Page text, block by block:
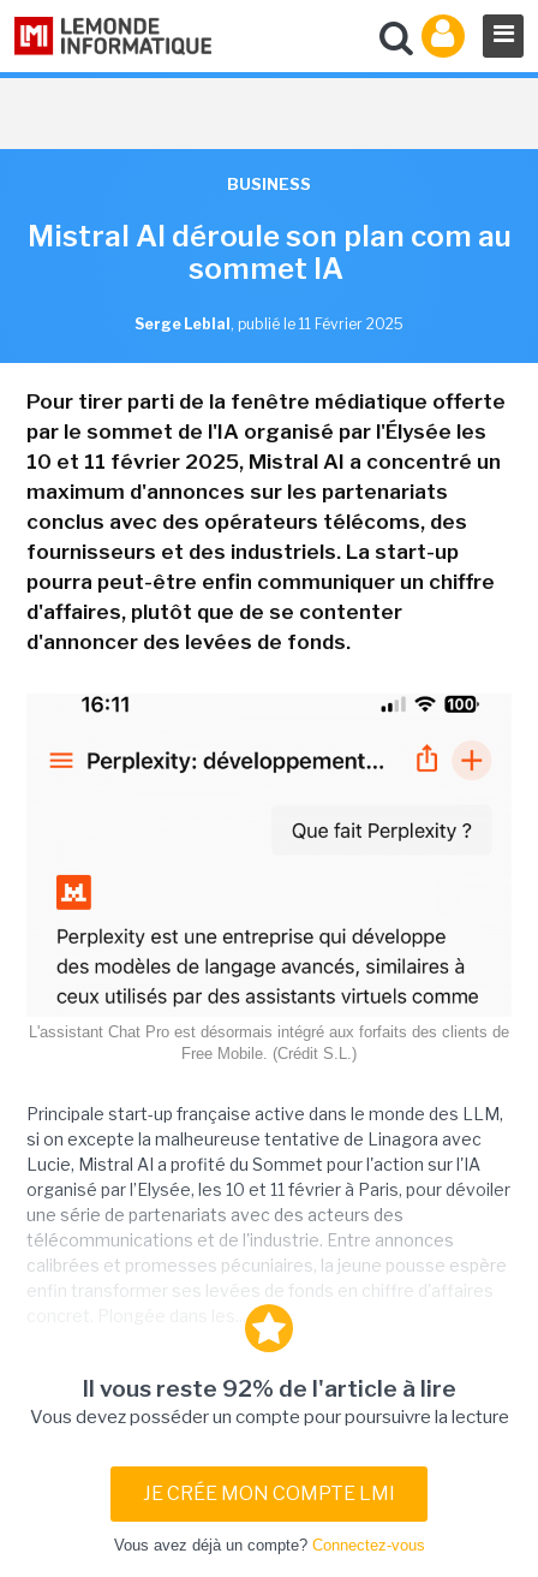
BUSINESS
Mistral AI déroule son plan com au
sommet IA
Serge Leblal , publié le 11 Février 2025
Pour tirer parti de la fenêtre médiatique offerte
par le sommet de l'IA organisé par l'Élysée les
10 et 11 février 2025, Mistral AI a concentré un
maximum d'annonces sur les partenariats
conclus avec des opérateurs télécoms, des
fournisseurs et des industriels. La start-up
pourra peut-être enfin communiquer un chiffre
d'affaires, plutôt que de se contenter
d'annoncer des levées de fonds.
L'assistant Chat Pro est désormais intégré aux forfaits des clients de
Free Mobile. (Crédit S.L.)
Principale start-up française active dans le monde des LLM,
si on excepte la malheureuse tentative de Linagora avec
Lucie, Mistral AI a profité du Sommet pour l'action sur l'IA
organisé par l’Elysée, les 10 et 11 février à Paris, pour dévoiler
une série de partenariats avec des acteurs des
télécommunications et de l'industrie. Entre annonces
calibrées et promesses pécuniaires, la jeune pousse espère
enfin transformer ses levées de fonds en chiffre d'affaires
concret. Plongée dans les...
Il vous reste 92% de l'article à lire
Vous devez posséder un compte pour poursuivre la lecture
JE CRÉE MON COMPTE LMI
Vous avez déjà un compte? Connectez-vous